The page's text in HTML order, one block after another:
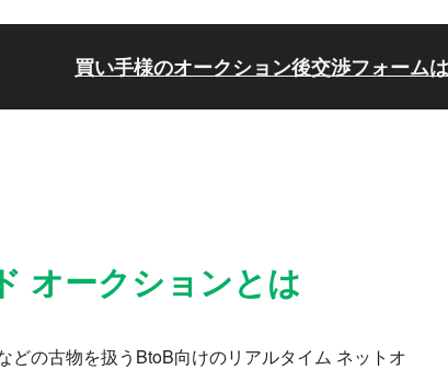
買い手様のオークション後交渉フォーム
オークションとは
どの古物を扱うBtoB向けのリアルタイム ネットオ